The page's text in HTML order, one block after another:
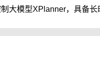
大模型XPlanner，具备长